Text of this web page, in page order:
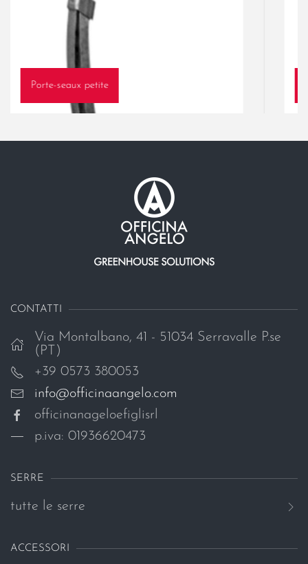
Porte-seaux petite
CONTATTI
Via Montalbano, 41 - 51034 Serravalle P.se
(PT)
+39 0573 380053
info@officinaangelo.com
officinanageloefiglisrl
p.iva: 01936620473
SERRE
tutte le serre
ACCESSORI